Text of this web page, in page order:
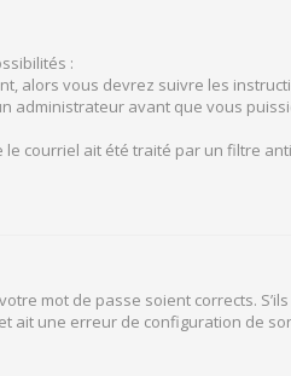
:
alors vous devrez suivre les
avant que vous
courriel ait été traité par un filtre
mot de passe soient corrects.
une erreur de configuration de